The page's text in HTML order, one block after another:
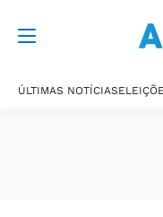
ÚLTIMAS NOTÍCIAS